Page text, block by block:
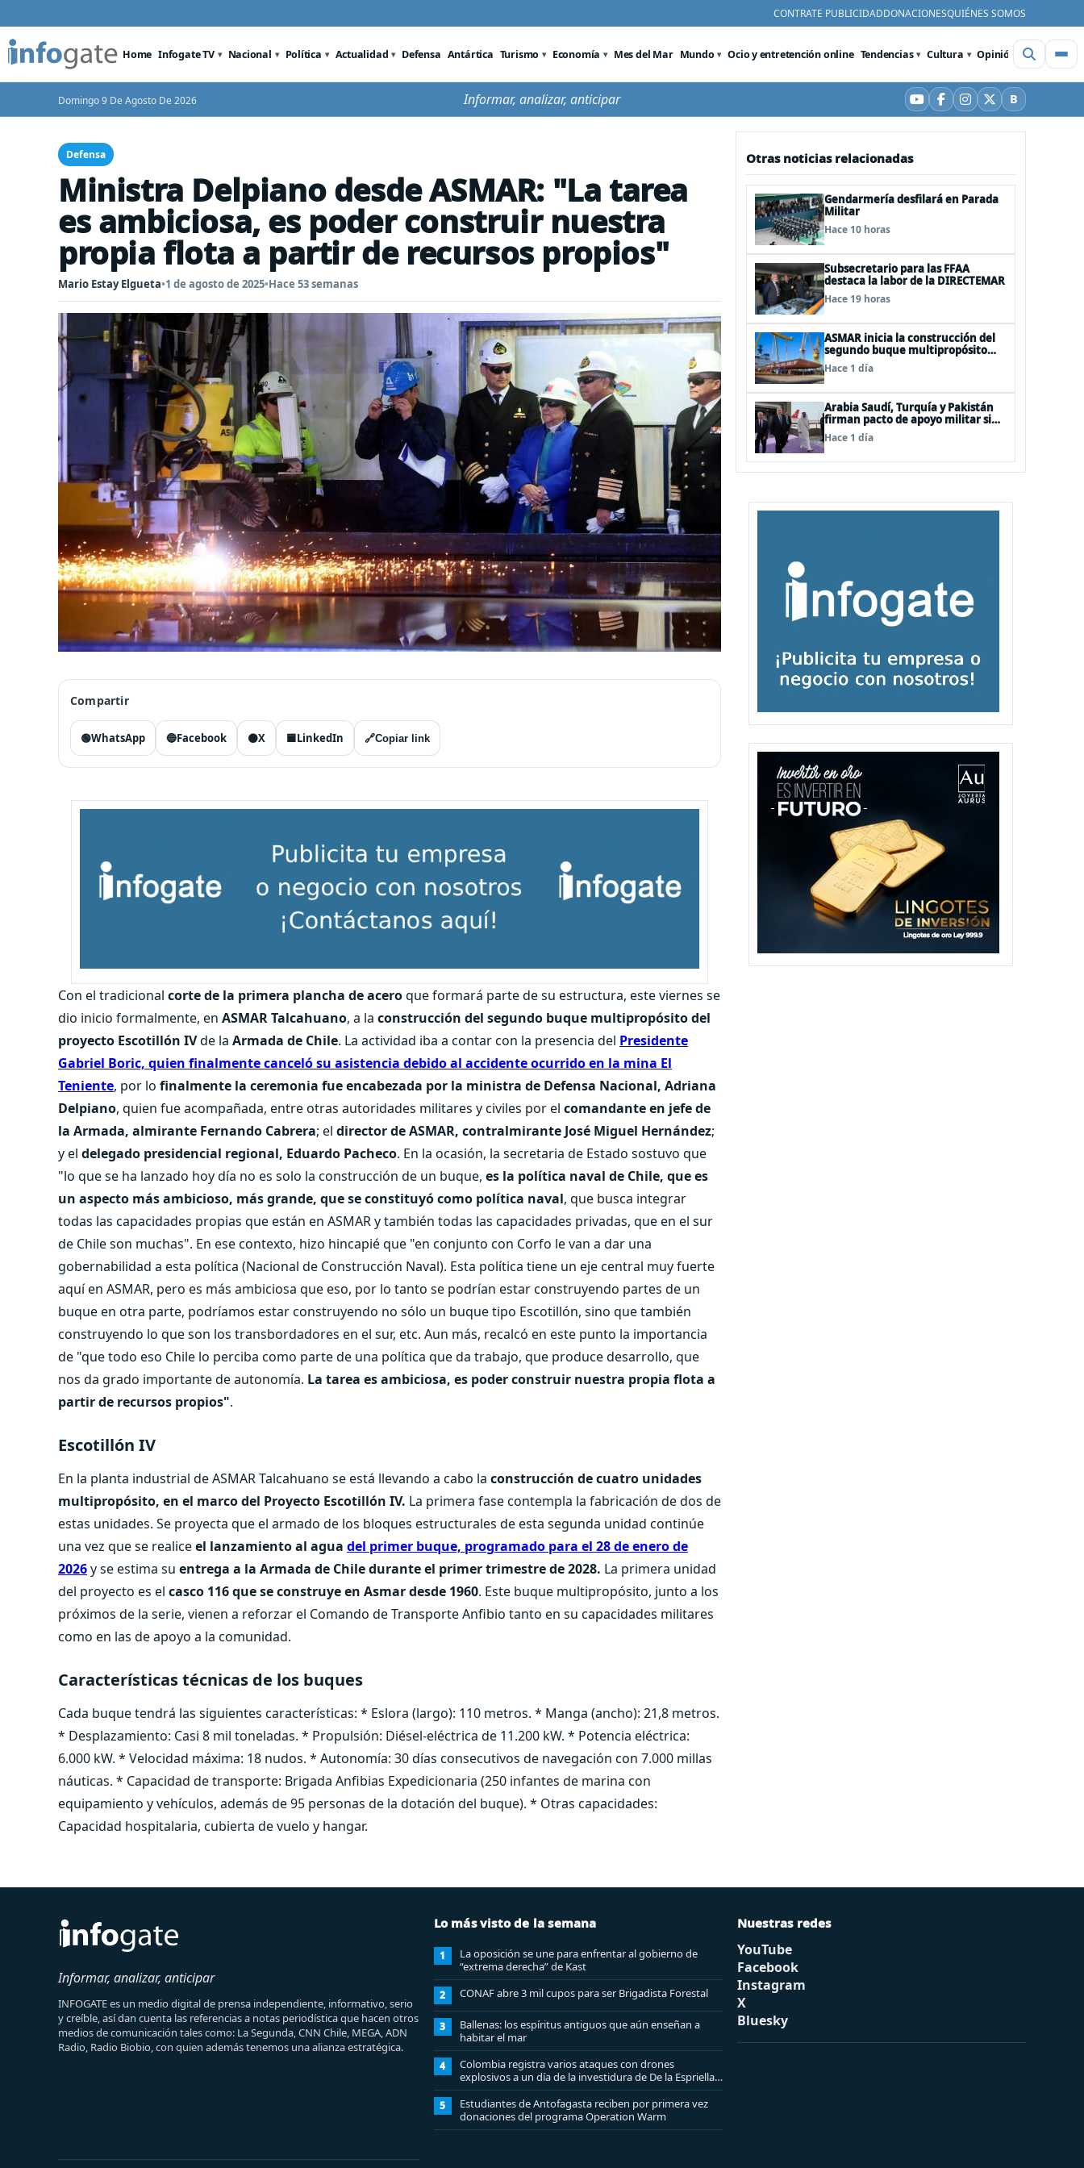
CONTRATE PUBLICIDADDONACIONESQUIÉNES SOMOS
Home Infogate TV Nacional Política Actualidad Defensa Antártica Turismo Economía Mes del Mar Mundo Ocio y entretención online Tendencias Cultura Opinión Videos
Domingo 9 De Agosto De 2026 Informar, analizar, anticipar YouTube
Facebook
Instagram
X BBluesky
Defensa
Ministra Delpiano desde ASMAR: "La tarea
es ambiciosa, es poder construir nuestra
propia flota a partir de recursos propios"
Mario Estay Elgueta•1 de agosto de 2025•Hace 53 semanas
Compartir
🟢WhatsApp 🔵Facebook ⚫X 🟦LinkedIn 🔗Copiar link
Con el tradicional corte de la primera plancha de aceroque formará parte de su estructura, este viernes se
dio inicio formalmente, en ASMAR Talcahuano, a la construcción del segundo buque multipropósito del
proyecto Escotillón IVde la Armada de Chile. La actividad iba a contar con la presencia del Presidente
Gabriel Boric, quien finalmente canceló su asistencia debido al accidente ocurrido en la mina El
Teniente, por lo finalmente la ceremonia fue encabezada por la ministra de Defensa Nacional, Adriana
Delpiano, quien fue acompañada, entre otras autoridades militares y civiles por el comandante en jefe de
la Armada, almirante Fernando Cabrera; el director de ASMAR, contralmirante José Miguel Hernández;
y el delegado presidencial regional, Eduardo Pacheco. En la ocasión, la secretaria de Estado sostuvo que
"lo que se ha lanzado hoy día no es solo la construcción de un buque, es la política naval de Chile, que es
un aspecto más ambicioso, más grande, que se constituyó como política naval, que busca integrar
todas las capacidades propias que están en ASMAR y también todas las capacidades privadas, que en el sur
de Chile son muchas". En ese contexto, hizo hincapié que "en conjunto con Corfo le van a dar una
gobernabilidad a esta política (Nacional de Construcción Naval). Esta política tiene un eje central muy fuerte
aquí en ASMAR, pero es más ambiciosa que eso, por lo tanto se podrían estar construyendo partes de un
buque en otra parte, podríamos estar construyendo no sólo un buque tipo Escotillón, sino que también
construyendo lo que son los transbordadores en el sur, etc. Aun más, recalcó en este punto la importancia
de "que todo eso Chile lo perciba como parte de una política que da trabajo, que produce desarrollo, que
nos da grado importante de autonomía. La tarea es ambiciosa, es poder construir nuestra propia flota a
partir de recursos propios".
Escotillón IV
En la planta industrial de ASMAR Talcahuano se está llevando a cabo la construcción de cuatro unidades
multipropósito, en el marco del Proyecto Escotillón IV. La primera fase contempla la fabricación de dos de
estas unidades. Se proyecta que el armado de los bloques estructurales de esta segunda unidad continúe
una vez que se realiceel lanzamiento al agua del primer buque, programado para el 28 de enero de
2026y se estima su entrega a la Armada de Chile durante el primer trimestre de 2028. La primera unidad
del proyecto es el casco 116 que se construye en Asmar desde 1960. Este buque multipropósito, junto a los
próximos de la serie, vienen a reforzar el Comando de Transporte Anfibio tanto en su capacidades militares
como en las de apoyo a la comunidad.
Características técnicas de los buques
Cada buque tendrá las siguientes características: * Eslora (largo): 110 metros. * Manga (ancho): 21,8 metros.
* Desplazamiento: Casi 8 mil toneladas. * Propulsión: Diésel-eléctrica de 11.200 kW. * Potencia eléctrica:
6.000 kW. * Velocidad máxima: 18 nudos. * Autonomía: 30 días consecutivos de navegación con 7.000 millas
náuticas. * Capacidad de transporte: Brigada Anfibias Expedicionaria (250 infantes de marina con
equipamiento y vehículos, además de 95 personas de la dotación del buque). * Otras capacidades:
Capacidad hospitalaria, cubierta de vuelo y hangar.
Otras noticias relacionadas
Gendarmería desfilará en Parada
Militar
Hace 10 horas
Subsecretario para las FFAA
destaca la labor de la DIRECTEMAR
Hace 19 horas
ASMAR inicia la construcción del
segundo buque multipropósito
LPD “Rapa Nui”
Hace 1 día
Arabia Saudí, Turquía y Pakistán
firman pacto de apoyo militar si
alguno de ellos es atacado
Hace 1 día
Informar, analizar, anticipar
INFOGATE es un medio digital de prensa independiente, informativo, serio
y creíble, así dan cuenta las referencias a notas periodística que hacen otros
medios de comunicación tales como: La Segunda, CNN Chile, MEGA, ADN
Radio, Radio Biobio, con quien además tenemos una alianza estratégica.
Lo más visto de la semana
1
La oposición se une para enfrentar al gobierno de
“extrema derecha” de Kast
2 CONAF abre 3 mil cupos para ser Brigadista Forestal
3
Ballenas: los espíritus antiguos que aún enseñan a
habitar el mar
4
Colombia registra varios ataques con drones
explosivos a un día de la investidura de De la Espriella:
un policía muerto
5
Estudiantes de Antofagasta reciben por primera vez
donaciones del programa Operation Warm
Nuestras redes
YouTube
Facebook
Instagram
X
Bluesky